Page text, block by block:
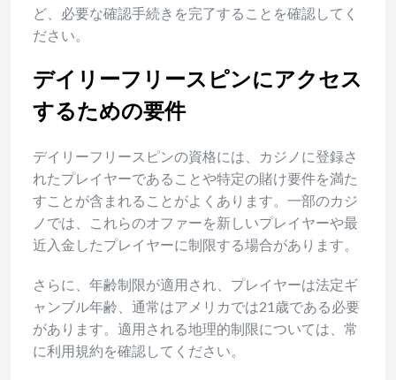
ど、必要な確認手続きを完了することを確認してく
ださい。
デイリーフリースピンにアクセス
するための要件
デイリーフリースピンの資格には、カジノに登録さ
れたプレイヤーであることや特定の賭け要件を満た
すことが含まれることがよくあります。一部のカジ
ノでは、これらのオファーを新しいプレイヤーや最
近入金したプレイヤーに制限する場合があります。
さらに、年齢制限が適用され、プレイヤーは法定ギ
ャンブル年齢、通常はアメリカでは21歳である必要
があります。適用される地理的制限については、常
に利用規約を確認してください。